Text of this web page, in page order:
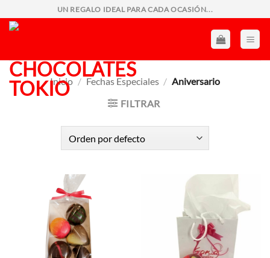
al
UN REGALO IDEAL PARA CADA OCASIÓN...
Inicio / Fechas Especiales / Aniversario
FILTRAR